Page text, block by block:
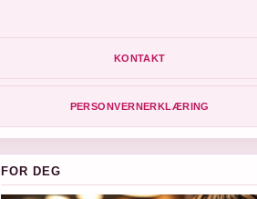
KONTAKT
PERSONVERNERKLÆRING
FOR DEG